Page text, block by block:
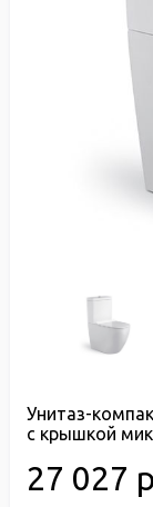
Унитаз-
с крышкой
27 027